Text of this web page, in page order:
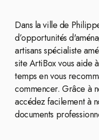
Dans la ville de
d’opportunités
artisans spécialiste
site ArtiBox vous aide
temps en vous
commencer. Grâce à
accédez facilement à
documents